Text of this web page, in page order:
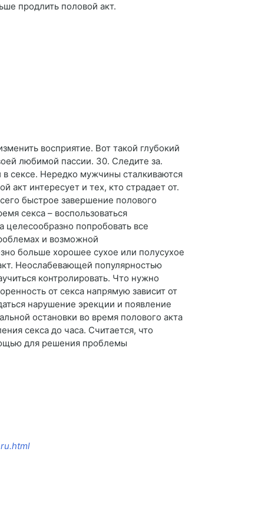
продлить половой акт.
восприятие. Вот такой глубокий
любимой пассии. 30. Следите за.
сексе. Нередко мужчины сталкиваются
акт интересует и тех, кто страдает от.
быстрое завершение полового
секса – воспользоваться
попробовать все
и возможной
больше хорошее сухое или полусухое
Неослабевающей популярностью
контролировать. Что нужно
от секса напрямую зависит от
нарушение эрекции и появление
остановки во время полового акта
секса до часа. Считается, что
для решения проблемы